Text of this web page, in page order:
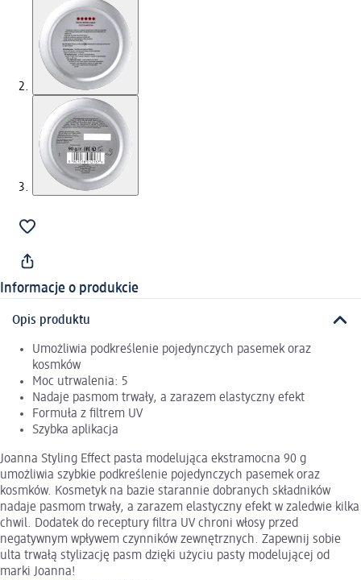
Informacje o produkcie
Opis produktu
Umożliwia podkreślenie pojedynczych pasemek oraz
kosmków
Moc utrwalenia: 5
Nadaje pasmom trwały, a zarazem elastyczny efekt
Formuła z filtrem UV
Szybka aplikacja
Joanna Styling Effect pasta modelująca ekstramocna 90 g
umożliwia szybkie podkreślenie pojedynczych pasemek oraz
kosmków. Kosmetyk na bazie starannie dobranych składników
nadaje pasmom trwały, a zarazem elastyczny efekt w zaledwie kilka
chwil. Dodatek do receptury filtra UV chroni włosy przed
negatywnym wpływem czynników zewnętrznych. Zapewnij sobie
ulta trwałą stylizację pasm dzięki użyciu pasty modelującej od
marki Joanna!